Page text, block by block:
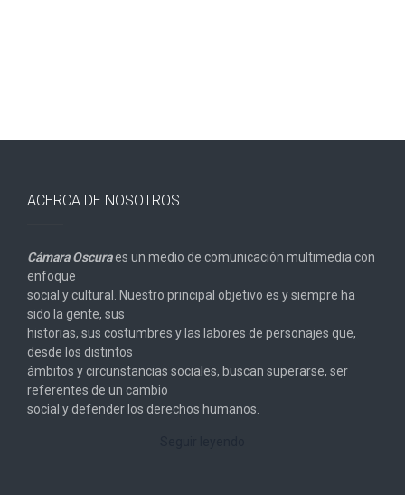
ACERCA DE NOSOTROS
Cámara Oscuraes un medio de comunicación multimedia con
enfoque
social y cultural. Nuestro principal objetivo es y siempre ha
sido la gente, sus
historias, sus costumbres y las labores de personajes que,
desde los distintos
ámbitos y circunstancias sociales, buscan superarse, ser
referentes de un cambio
social y defender los derechos humanos.